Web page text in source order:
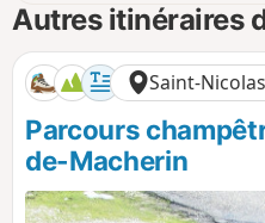
Autres itinéraires
Saint-
Parcours
de-Macherin